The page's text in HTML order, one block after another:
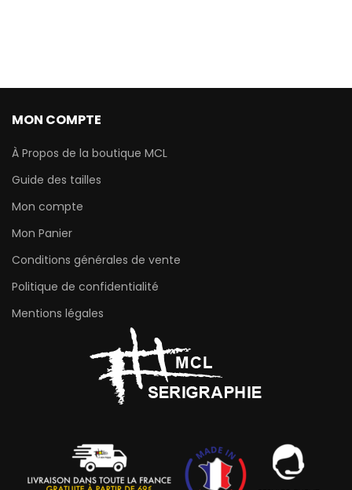
MON COMPTE
À Propos de la boutique MCL
Guide des tailles
Mon compte
Mon Panier
Conditions générales de vente
Politique de confidentialité
Mentions légales